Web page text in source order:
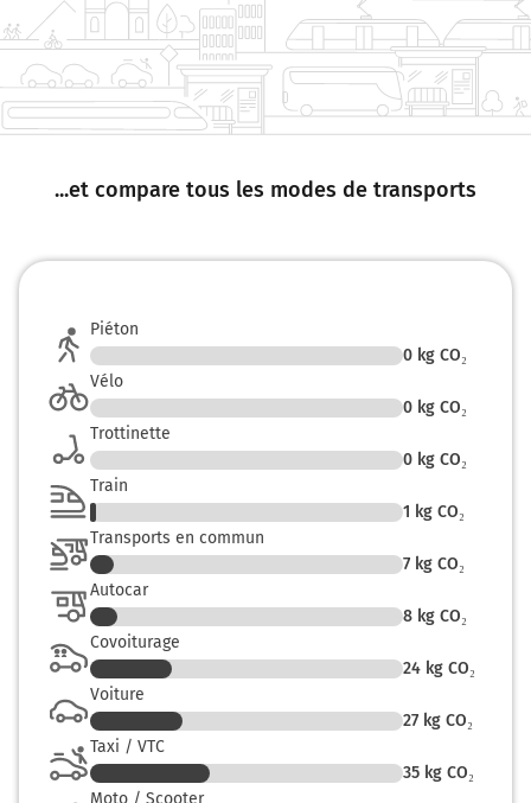
...et compare tous les modes de transports
Piéton
0 kg CO₂
Vélo
0 kg CO₂
Trottinette
0 kg CO₂
Train
1 kg CO₂
Transports en commun
7 kg CO₂
Autocar
8 kg CO₂
Covoiturage
24 kg CO₂
Voiture
27 kg CO₂
Taxi / VTC
35 kg CO₂